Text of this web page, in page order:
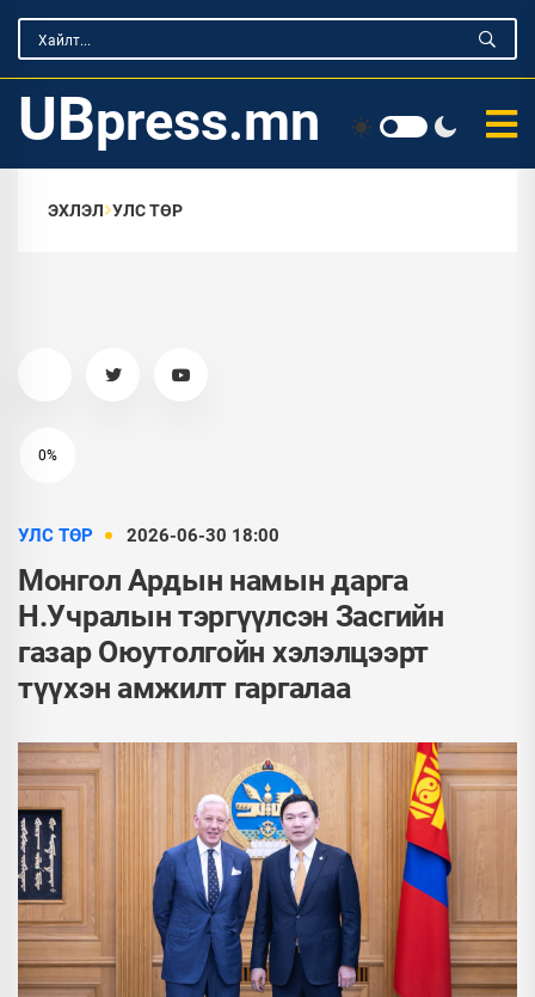
UBpress.mn
ЭХЛЭЛ УЛС ТӨР
0%
УЛС ТӨР 2026-06-30 18:00
Монгол Ардын намын дарга
Н.Учралын тэргүүлсэн Засгийн
газар Оюутолгойн хэлэлцээрт
түүхэн амжилт гаргалаа